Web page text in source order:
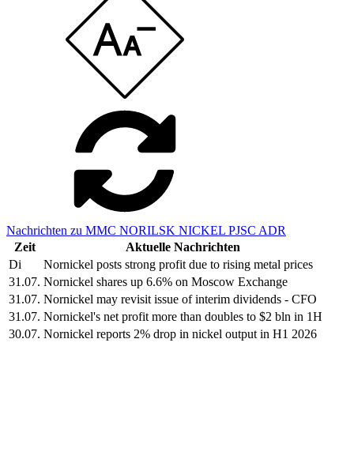
Nachrichten zu MMC NORILSK NICKEL PJSC ADR
Zeit
Aktuelle Nachrichten
Di
Nornickel posts strong profit due to rising metal prices
31.07. Nornickel shares up 6.6% on Moscow Exchange
31.07. Nornickel may revisit issue of interim dividends - CFO
31.07. Nornickel's net profit more than doubles to $2 bln in 1H
30.07. Nornickel reports 2% drop in nickel output in H1 2026